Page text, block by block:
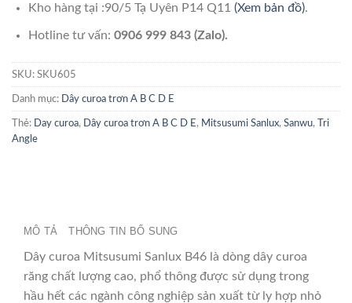
Kho hàng tại :90/5 Tạ Uyên P14 Q11 (Xem bản đồ).
Hotline tư vấn: 0906 999 843 (Zalo).
SKU: SKU605
Danh mục: Dây curoa trơn A B C D E
Thẻ: Day curoa, Dây curoa trơn A B C D E , Mitsusumi Sanlux, Sanwu,
Tri
Angle
MÔ TẢ THÔNG TIN BỔ SUNG
Dây curoa Mitsusumi Sanlux B46 là dòng dây curoa
răng chất lượng cao, phổ thông được sử dụng trong
hầu hết các ngành công nghiệp sản xuất từ ly hợp nhỏ